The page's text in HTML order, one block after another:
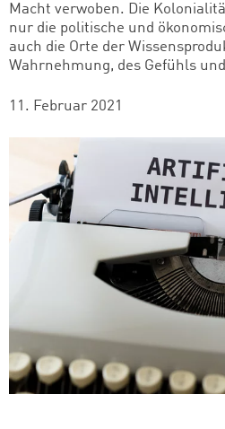
Macht verwoben. Die
nur die politische und
auch die Orte der
Wahrnehmung, des Gefühls
11. Februar 2021